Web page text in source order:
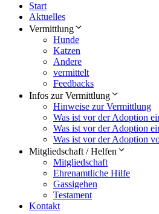
Start
Aktuelles
Vermittlung
Hunde
Katzen
Andere
vermittelt
Feedbacks
Infos zur Vermittlung
Hinweise zur Vermittlung
Was ist vor der Adoption
Was ist vor der Adoption
Was ist vor der Adoption
Mitgliedschaft / Helfen
Mitgliedschaft
Ehrenamtliche Hilfe
Gassigehen
Testament
Kontakt